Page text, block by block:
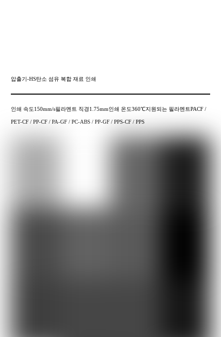
압출기-HS탄소 섬유 복합 재료 인쇄
인쇄 속도150mm/s필라멘트 직경1.75mm인쇄 온도360℃지원되는 필라멘트PACF /
PET-CF / PP-CF / PA-GF / PC-ABS / PP-GF / PPS-CF / PPS